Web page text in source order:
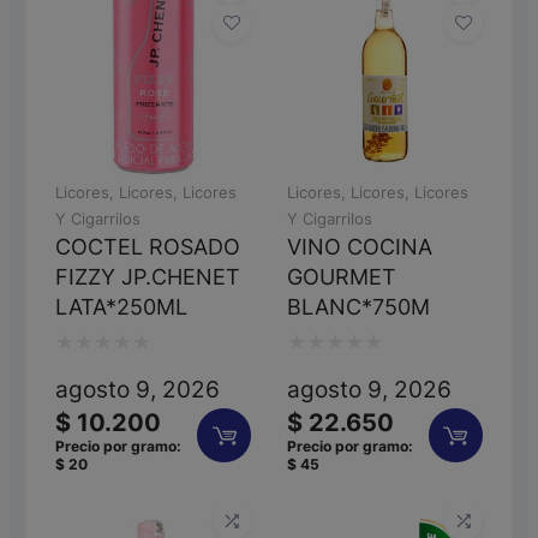
Licores, Licores, Licores
Y Cigarrilos
COCTEL ROSADO
FIZZY JP.CHENET
LATA*250ML
con
0
de
agosto 9, 2026
$ 10.200
Precio por gramo:
$ 20
Licores, Licores, Licores
Y Cigarrilos
VINO COCINA
GOURMET
BLANC*750M
con
0
de
agosto 9, 2026
$ 22.650
Precio por gramo:
$ 45